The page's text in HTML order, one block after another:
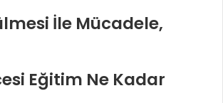
İle Mücadele,
Eğitim Ne Kadar